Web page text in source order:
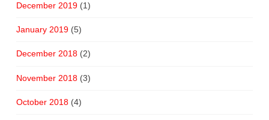
December 2019(1)
January 2019(5)
December 2018(2)
November 2018(3)
October 2018(4)